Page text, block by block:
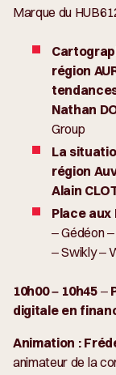
Marque du
région
Nathan
Group
La
région
Alain
Place aux
– Gédéon
– Swikly –
10h00 – 10h45 –
digitale en
Animation :
animateur de la